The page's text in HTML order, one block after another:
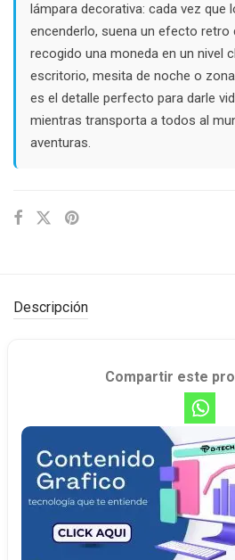
lámpara decorativa: cada vez que
encenderlo, suena un efecto retro
recogido una moneda en un nivel
escritorio, mesita de noche o
es el detalle perfecto para darle
mientras transporta a todos al
aventuras.
Descripción
Compartir este